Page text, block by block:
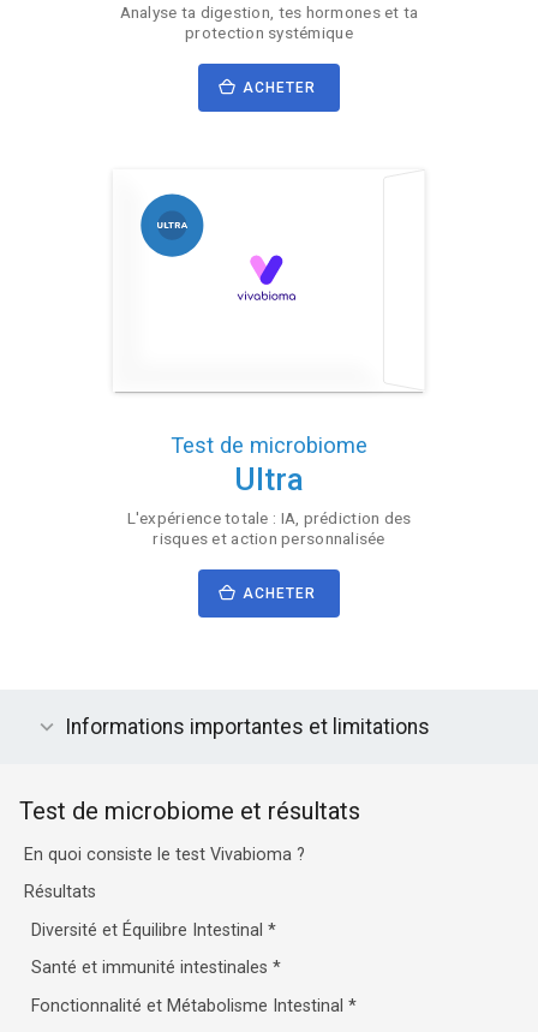
Analyse ta digestion, tes hormones et ta
protection systémique
ACHETER
Test de microbiome
Ultra
L'expérience totale : IA, prédiction des
risques et action personnalisée
ACHETER
Informations importantes et limitations
Test de microbiome et résultats
En quoi consiste le test Vivabioma ?
Résultats
Diversité et Équilibre Intestinal*
Santé et immunité intestinales*
Fonctionnalité et Métabolisme Intestinal*